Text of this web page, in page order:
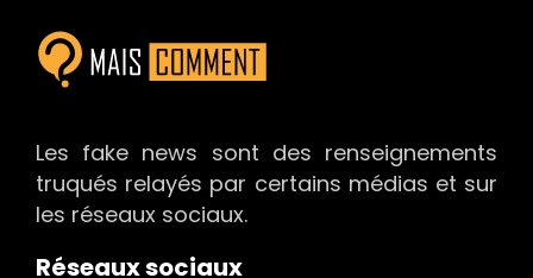
Les fake news sont des renseignements
truqués relayés par certains médias et sur
les réseaux sociaux.
Réseaux sociaux